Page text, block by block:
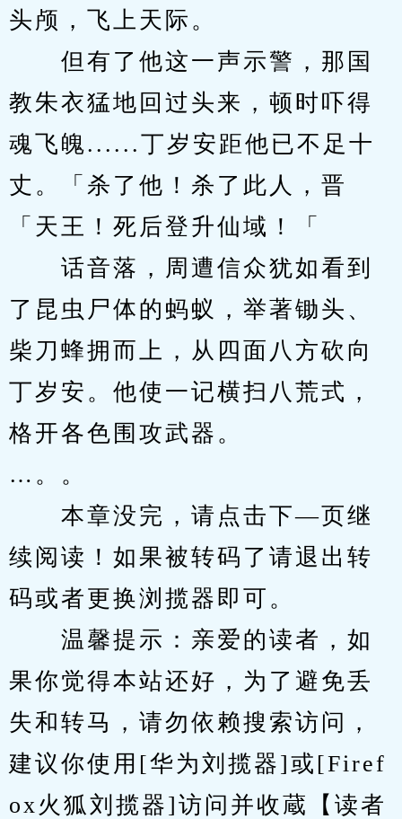
头颅，飞上天际。
但有了他这一声示警，那国
教朱衣猛地回过头来，顿时吓得
魂飞魄......丁岁安距他已不足十
丈。「杀了他！杀了此人，晋
「天王！死后登升仙域！「
话音落，周遭信众犹如看到
了昆虫尸体的蚂蚁，举著锄头、
柴刀蜂拥而上，从四面八方砍向
丁岁安。他使一记横扫八荒式，
格开各色围攻武器。
…。。
本章没完，请点击下—页继
续阅读！如果被转码了请退出转
码或者更换浏揽器即可。
温馨提示：亲爱的读者，如
果你觉得本站还好，为了避免丢
失和转马，请勿依赖搜索访问，
建议你使用[华为刘揽器]或[Firef
ox火狐刘揽器]访问并收蔵【读者